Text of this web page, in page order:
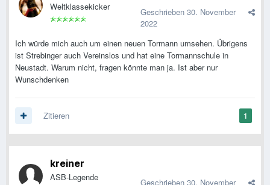
Weltklassekicker Geschrieben 30. November
2022
Ich würde mich auch um einen neuen Tormann umsehen. Übrigens
ist Strebinger auch Vereinslos und hat eine Tormannschule in
Neustadt. Warum nicht, fragen könnte man ja. Ist aber nur
Wunschdenken
1
Zitieren
kreiner
ASB-Legende Geschrieben 30. November